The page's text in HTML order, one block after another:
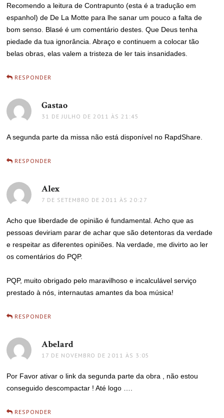
Recomendo a leitura de Contrapunto (esta é a tradução em
espanhol) de De La Motte para lhe sanar um pouco a falta de
bom senso. Blasé é um comentário destes. Que Deus tenha
piedade da tua ignorância. Abraço e continuem a colocar tão
belas obras, elas valem a tristeza de ler tais insanidades.
RESPONDER
Gastao
31 DE JULHO DE 2011 ÀS 21:45
A segunda parte da missa não está disponível no RapdShare.
RESPONDER
Alex
7 DE SETEMBRO DE 2011 ÀS 20:27
Acho que liberdade de opinião é fundamental. Acho que as
pessoas deviriam parar de achar que são detentoras da verdade
e respeitar as diferentes opiniões. Na verdade, me divirto ao ler
os comentários do PQP.
PQP, muito obrigado pelo maravilhoso e incalculável serviço
prestado à nós, internautas amantes da boa música!
RESPONDER
Abelard
17 DE NOVEMBRO DE 2011 ÀS 3:05
Por Favor ativar o link da segunda parte da obra , não estou
conseguido descompactar ! Até logo ….
RESPONDER